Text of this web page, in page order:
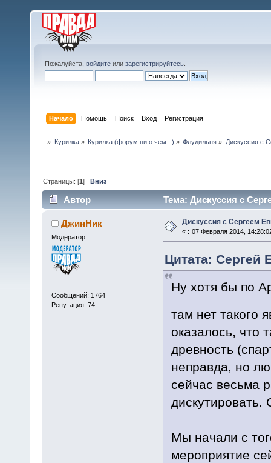
Пожалуйста, войдите или зарегистрируйтесь
Начало Помощь Поиск Вход Регистрация
» Курилка» Курилка (форум ни о чем...) » Флудильня » Дискуссия с
Страницы: [1]Вниз
Автор Тема: Дискуссия с
ДжинНик
Модератор
Сообщений: 1764
Репутация: 74
Дискуссия с Сергеем
« : 07 Февраля 2014,
Цитата: Сергей
Ну хотя бы по
там нет такого
оказалось, что
древность
неправда, но
сейчас весьма
Мы начали с
мероприятие